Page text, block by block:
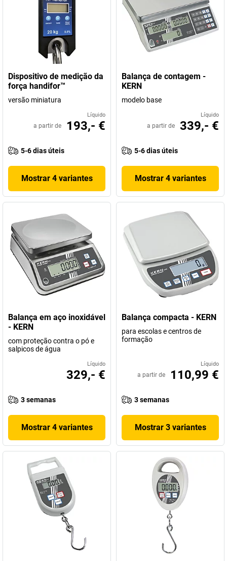
Dispositivo de medição da
força handifor™
versão miniatura
Líquido
a partir de 193,- €
5-6 dias úteis
Mostrar 4 variantes
Balança de contagem -
KERN
modelo base
Líquido
a partir de 339,- €
5-6 dias úteis
Mostrar 4 variantes
Balança em aço inoxidável
- KERN
com proteção contra o pó e
salpicos de água
Líquido
329,- €
3 semanas
Mostrar 4 variantes
Balança compacta - KERN
para escolas e centros de
formação
Líquido
a partir de 110,99 €
3 semanas
Mostrar 3 variantes